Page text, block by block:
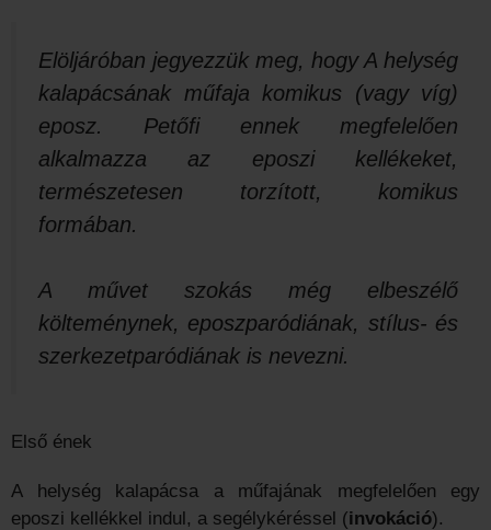
Elöljáróban jegyezzük meg, hogy A helység
kalapácsának műfaja komikus (vagy víg)
eposz. Petőfi ennek megfelelően
alkalmazza az eposzi kellékeket,
természetesen torzított, komikus
formában.
A művet szokás még elbeszélő
költeménynek, eposzparódiának, stílus- és
szerkezetparódiának is nevezni.
Első ének
A helység kalapácsa a műfajának megfelelően egy
eposzi kellékkel indul, a segélykéréssel (invokáció).